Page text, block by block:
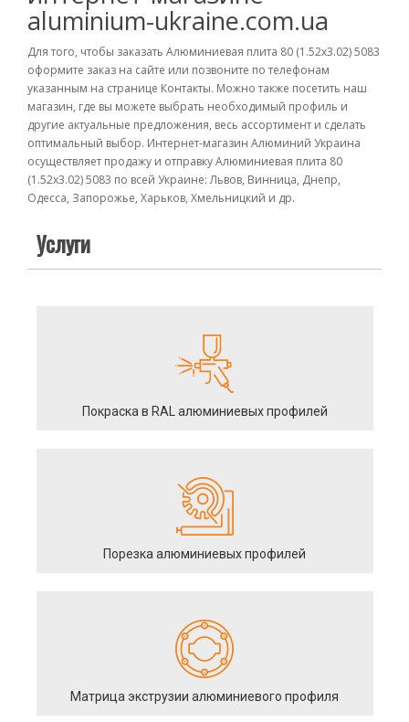
aluminium-ukraine.com.ua
Для того, чтобы заказать Алюминиевая плита 80 (1.52х3.02) 5083
оформите заказ на сайте или позвоните по телефонам
указанным на странице Контакты. Можно также посетить наш
магазин, где вы можете выбрать необходимый профиль и
другие актуальные предложения, весь ассортимент и сделать
оптимальный выбор. Интернет-магазин Алюминий Украина
осуществляет продажу и отправку Алюминиевая плита 80
(1.52х3.02) 5083 по всей Украине: Львов, Винница, Днепр,
Одесса, Запорожье, Харьков, Хмельницкий и др.
Услуги
Покраска в RAL алюминиевых профилей
Порезка алюминиевых профилей
Матрица экструзии алюминиевого профиля